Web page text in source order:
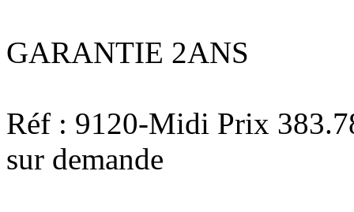
GARANTIE 2ANS
Réf : 9120-Midi Prix
sur demande